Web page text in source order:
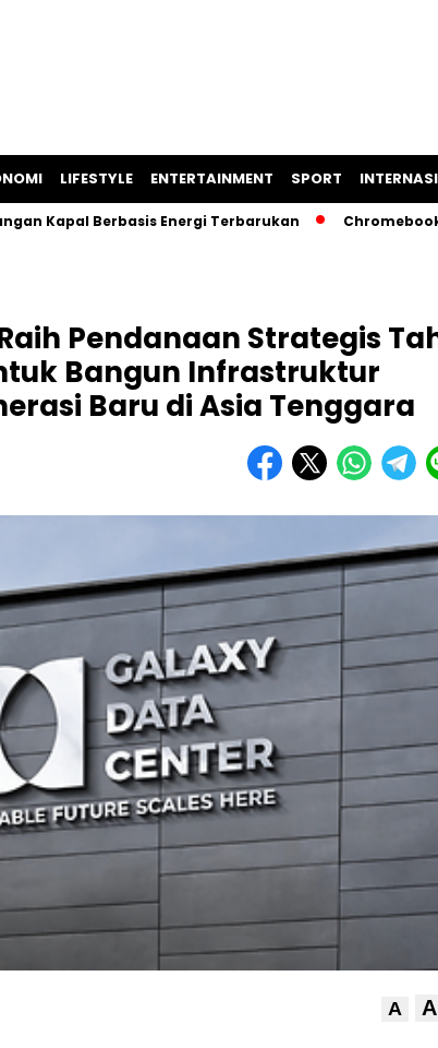
LIFESTYLE ENTERTAINMENT SPORT
Kapal Berbasis Energi Terbarukan
Pendanaan Strategis
Bangun Infrastruktur
Baru di Asia Tenggara
A A